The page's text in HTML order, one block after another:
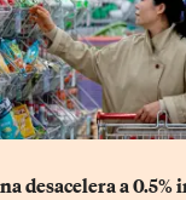
desacelera a